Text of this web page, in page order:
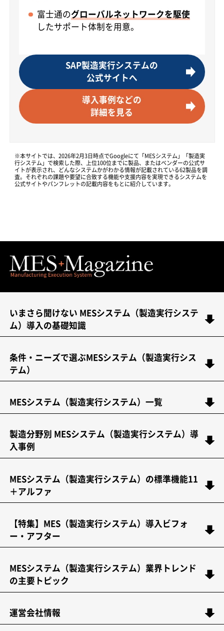
富士通のグローバルネットワークを駆使
したサポート体制を用意。
SAP製造実行システムの
公式サイトへ
導入事例などの
詳細を見る
※本サイトでは、2026年2月3日時点でGoogleにて「MESシステム」「製造実
行システム」で検索した際、上位100位までに製品、またはベンダーの公式サ
イトが表示され、どんなシステムかがわかる情報が記載されている62製品を調
査。それぞれの課題や要望に合致する機能や支援内容を実現できるシステムを
公式サイトやパンフレットの記載内容をもとに紹介しています。
いまさら聞けない MESシステム（製造実行システ
ム）導入の基礎知識
条件・ニーズで選ぶMESシステム（製造実行シス
テム）
MESシステム（製造実行システム）一覧
製造分野別 MESシステム（製造実行システム）導
入事例
MESシステム（製造実行システム）の標準機能11
＋アルファ
【特集】MES（製造実行システム）導入ビフォ
ー・アフター
MESシステム（製造実行システム）業界トレンド
の主要トピック
運営会社情報